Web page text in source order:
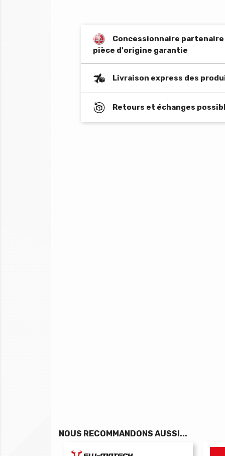
Concessionnaire partenaire
pièce d'origine garantie
Livraison express des
Retours et échanges
NOUS RECOMMANDONS AUSSI...